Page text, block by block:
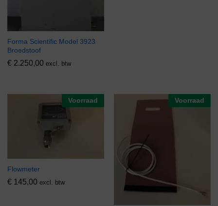
Forma Scientific Model 3923
Broedstoof
€ 2.250,00 excl. btw
Voorraad
Flowmeter
€ 145,00 excl. btw
Voorraad